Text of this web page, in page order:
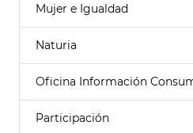
Mujer e Igualdad
Naturia
Oficina Información
Participación